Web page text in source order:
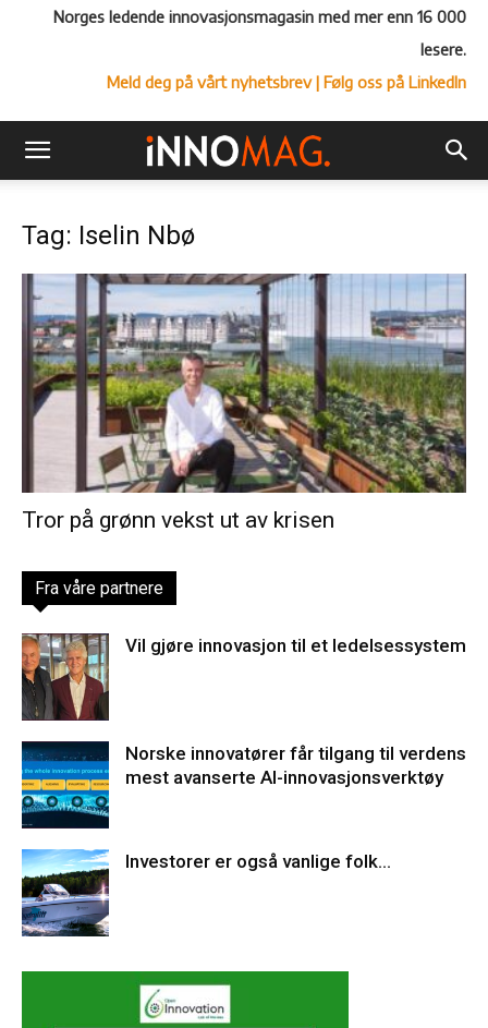
Norges ledende innovasjonsmagasin med mer enn 16 000
lesere.
Meld deg på vårt nyhetsbrev| Følg oss på LinkedIn
Tag: Iselin Nbø
Tror på grønn vekst ut av krisen
Fra våre partnere
Vil gjøre innovasjon til et ledelsessystem
Norske innovatører får tilgang til verdens
mest avanserte AI-innovasjonsverktøy
Investorer er også vanlige folk…